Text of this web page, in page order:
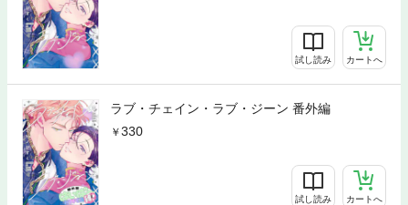
試し読み カートへ
ラブ・チェイン・ラブ・ジーン 番外編
330
試し読み カートへ